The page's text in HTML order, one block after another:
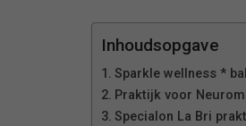
Inhoudsopgave
Sparkle wellness *
Praktijk voor
Specialon La Bri